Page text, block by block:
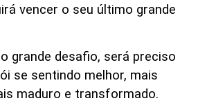
vencer o seu último grande
grande desafio, será preciso
se sentindo melhor, mais
maduro e transformado.